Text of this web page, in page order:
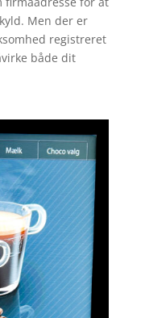
Men der er
registreret
både dit